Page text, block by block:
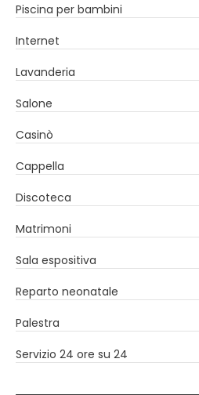
Piscina per bambini
Internet
Lavanderia
Salone
Casinò
Cappella
Discoteca
Matrimoni
Sala espositiva
Reparto neonatale
Palestra
Servizio 24 ore su 24